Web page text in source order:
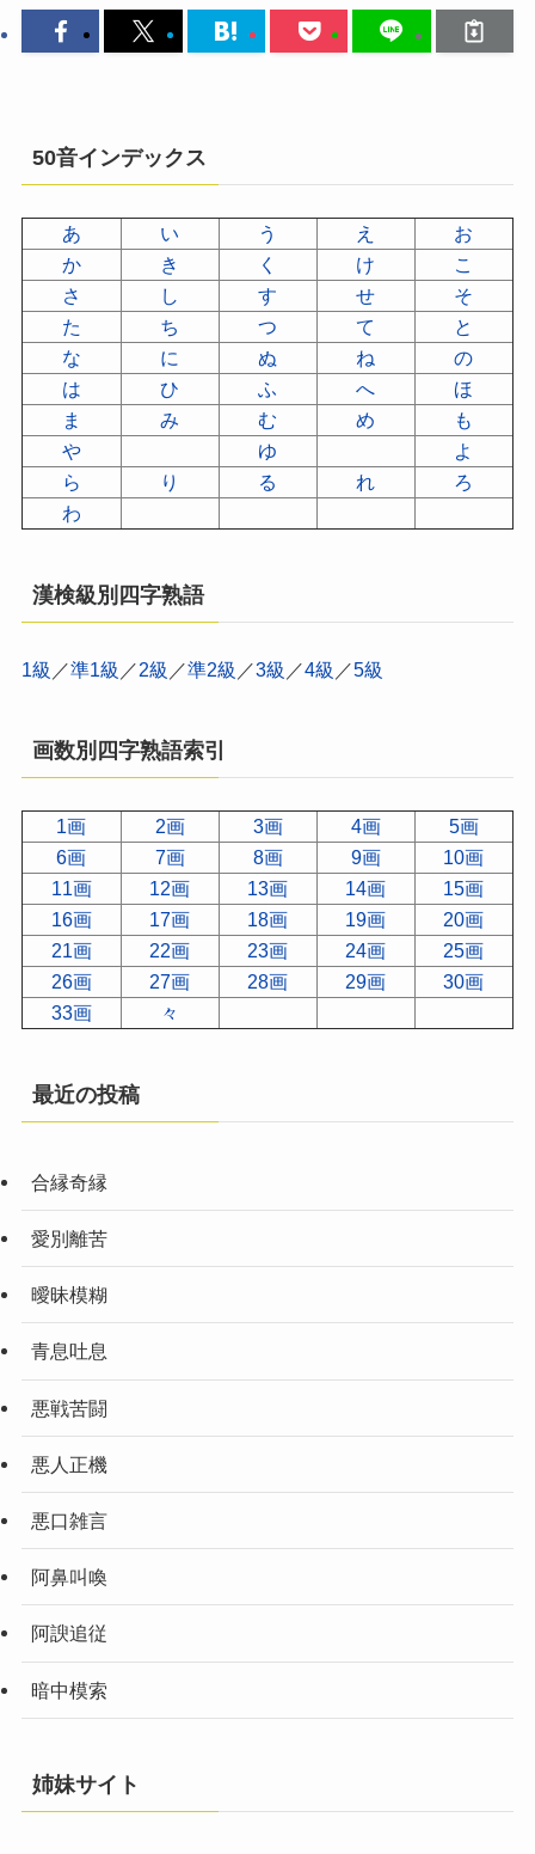
50音インデックス
あ い う え
お
か
き く け
こ
さ
し す せ
そ
た
ち つ て
と
な
に ぬ ね
の
は
ひ ふ へ
ほ
ま
み む め
も
や
ゆ
よ
ら
り る れ
ろ
わ
漢検級別四字熟語
1級 ／準1級 ／2級 ／準2級 ／3級 ／4級 ／5級
画数別四字熟語索引
1画 2画 3画 4画
5画
6画
7画 8画 9画
10画
11画
12画 13画 14画
15画
16画
17画 18画 19画
20画
21画
22画 23画 24画
25画
26画
27画 28画 29画
30画
33画
々
最近の投稿
合縁奇縁
愛別離苦
曖昧模糊
青息吐息
悪戦苦闘
悪人正機
悪口雑言
阿鼻叫喚
阿諛追従
暗中模索
姉妹サイト